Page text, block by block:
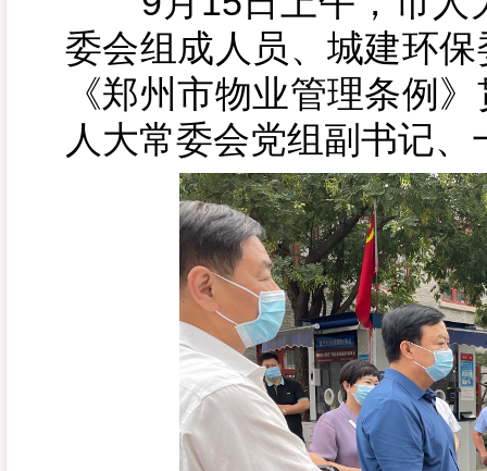
委会组成人员、城建环
《郑州市物业管理条例
人大常委会党组副书记